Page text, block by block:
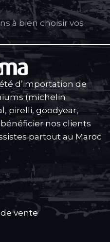
à bien choisir vos
d’importation de
(michelin
pirelli, goodyear,
nos clients
partout au Maroc
vente